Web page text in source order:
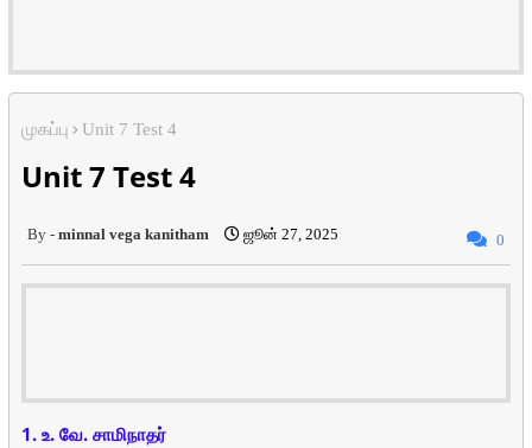
முகப்பு Unit 7 Test 4
Unit 7 Test 4
minnal vega kanitham ஜூன் 27, 2025 0
1. உ. வே. சாமிநாதர்